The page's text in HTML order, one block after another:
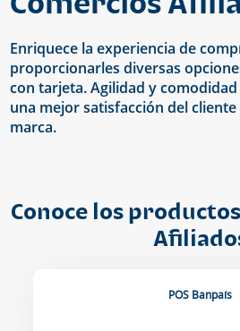
Enriquece la experiencia de
proporcionarles diversas
con tarjeta. Agilidad y
una mejor satisfacción del
marca.
Conoce los
POS Banpaís